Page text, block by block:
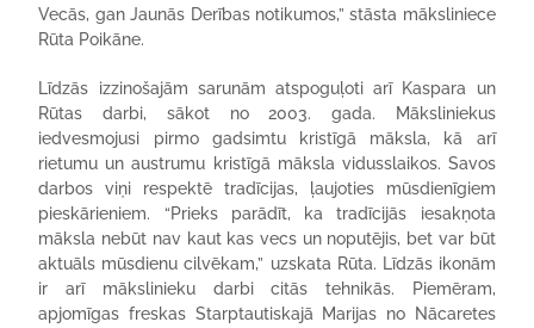
Vecās, gan Jaunās Derības notikumos,” stāsta māksliniece
Rūta Poikāne.
Līdzās izzinošajām sarunām atspoguļoti arī Kaspara un
Rūtas darbi, sākot no 2003. gada. Māksliniekus
iedvesmojusi pirmo gadsimtu kristīgā māksla, kā arī
rietumu un austrumu kristīgā māksla vidusslaikos. Savos
darbos viņi respektē tradīcijas, ļaujoties mūsdienīgiem
pieskārieniem. “Prieks parādīt, ka tradīcijās iesakņota
māksla nebūt nav kaut kas vecs un noputējis, bet var būt
aktuāls mūsdienu cilvēkam,” uzskata Rūta. Līdzās ikonām
ir arī mākslinieku darbi citās tehnikās. Piemēram,
apjomīgas freskas Starptautiskajā Marijas no Nācaretes